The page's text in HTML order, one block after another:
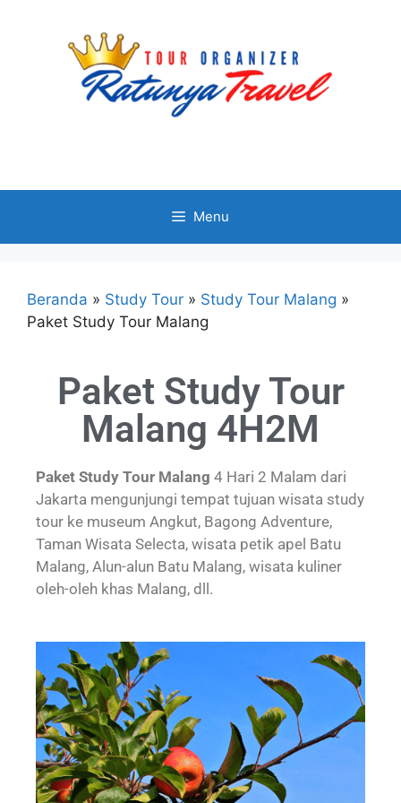
Menu
Beranda » Study Tour » Study Tour Malang »
Paket Study Tour Malang
Paket Study Tour
Malang 4H2M
Paket Study Tour Malang 4 Hari 2 Malam dari
Jakarta mengunjungi tempat tujuan wisata study
tour ke museum Angkut, Bagong Adventure,
Taman Wisata Selecta, wisata petik apel Batu
Malang, Alun-alun Batu Malang, wisata kuliner
oleh-oleh khas Malang, dll.